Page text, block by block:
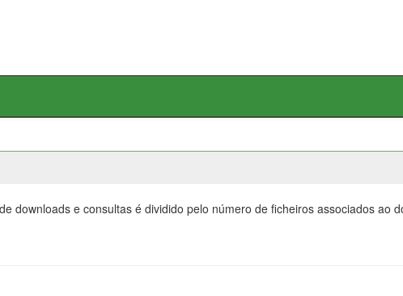
downloads e consultas é dividido pelo número de ficheiros associados ao